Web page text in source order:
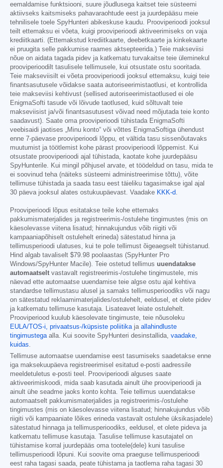
eemaldamise funktsiooni, suure jõudlusega kaitset teie süsteemi
aktiivseks kaitsmiseks pahavaraohtude eest ja juurdepääsu meie
tehnilisele toele SpyHunteri abikeskuse kaudu. Prooviperioodi jooksul
teilt ettemaksu ei võeta, kuigi prooviperioodi aktiveerimiseks on vaja
krediitkaarti. (Ettemakstud krediitkaarte, deebetkaarte ja kinkekaarte
ei pruugita selle pakkumise raames aktsepteerida.) Teie makseviisi
nõue on aidata tagada pidev ja katkematu turvakaitse teie üleminekul
prooviperioodilt tasulisele tellimusele, kui otsustate ostu sooritada.
Teie makseviisilt ei võeta prooviperioodi jooksul ettemaksu, kuigi teie
finantsasutusele võidakse saata autoriseerimistaotlusi, et kontrollida
teie makseviisi kehtivust (sellised autoriseerimistaotlused ei ole
EnigmaSofti tasude või lõivude taotlused, kuid sõltuvalt teie
makseviisist ja/või finantsasutusest võivad need mõjutada teie konto
saadavust). Saate oma prooviperioodi tühistada EnigmaSofti
veebisaidi jaotises „Minu konto“ või võttes EnigmaSoftiga ühendust
enne 7-päevase prooviperioodi lõppu, et vältida tasu sissenõutavaks
muutumist ja töötlemist kohe pärast prooviperioodi lõppemist. Kui
otsustate prooviperioodi ajal tühistada, kaotate kohe juurdepääsu
SpyHunterile. Kui mingil põhjusel arvate, et töödeldud on tasu, mida te
ei soovinud teha (näiteks süsteemi administreerimise tõttu), võite
tellimuse tühistada ja saada tasu eest täieliku tagasimakse igal ajal
30 päeva jooksul alates ostukuupäevast. Vaadake KKK-d
Prooviperioodi lõpus esitatakse teile kohe ettemaks
pakkumismaterjalides ja registreerimis-/ostulehe tingimustes (mis on
käesolevasse viitena lisatud; hinnakujundus võib riigiti või
kampaaniapõhiselt ostulehelt erineda) sätestatud hinna ja
tellimusperioodi ulatuses, kui te pole tellimust õigeaegselt tühistanud.
Hind algab tavaliselt $79.98 poolaastas (SpyHunter Pro
Windows/SpyHunter Macile). Teie ostetud tellimus uuendatakse
automaatselt vastavalt registreerimis-/ostulehe tingimustele, mis
näevad ette automaatse uuendamise teie algse ostu ajal kehtiva
standardse tellimustasu alusel ja samaks tellimusperioodiks või nagu
on sätestatud reklaamimaterjalides/ostulehelt, eeldusel, et olete pidev
ja katkematu tellimuse kasutaja. Lisateavet leiate ostulehelt.
Prooviperiood kuulub käesolevate tingimuste, teie nõusoleku
EULA/TOS-i,
privaatsus-/küpsiste poliitika ja allahindluste
tingimustega alla. Kui soovite SpyHunteri desinstallida, vaadake,
kuidas
Tellimuse automaatse uuendamise eest tasumiseks saadetakse enne
iga maksekuupäeva registreerimisel esitatud e-posti aadressile
meeldetuletus e-posti teel. Prooviperioodi alguses saate
aktiveerimiskoodi, mida saab kasutada ainult ühe prooviperioodi ja
ainult ühe seadme jaoks konto kohta. Teie tellimus uuendatakse
automaatselt pakkumismaterjalides ja registreerimis-/ostulehe
tingimustes (mis on käesolevasse viitena lisatud; hinnakujundus võib
riigiti või kampaaniate lõikes erineda vastavalt ostulehe üksikasjadele)
sätestatud hinnaga ja tellimusperioodiks, eeldusel, et olete pideva ja
katkematu tellimuse kasutaja. Tasulise tellimuse kasutajatel on
tühistamise korral juurdepääs oma tootele(dele) kuni tasulise
tellimusperioodi lõpuni. Kui soovite oma praeguse tellimusperioodi
eest raha tagasi saada, peate tühistama ja taotlema raha tagasi 30